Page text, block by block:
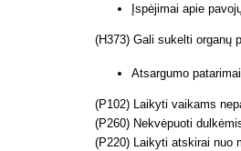
Įspėjimai apie
(H373) Gali sukelti organų
Atsargumo
(P102) Laikyti vaikams
(P260) Nekvėpuoti
(P220) Laikyti atskirai nuo